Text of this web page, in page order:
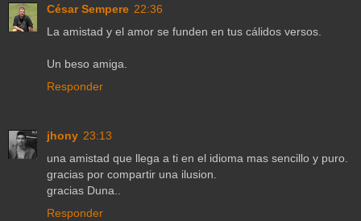
César Sempere 22:36
La amistad y el amor se funden en tus cálidos versos.
Un beso amiga.
Responder
jhony 23:13
una amistad que llega a ti en el idioma mas sencillo y puro.
gracias por compartir una ilusion.
gracias Duna..
Responder